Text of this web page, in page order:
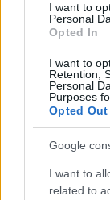
I want to
Personal
Opted In
I want to
Retention,
Personal
Purposes
Opted Out
Google
I want to
related to
Szép